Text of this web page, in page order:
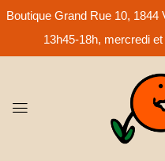
Boutique Grand Rue 10, 1844
13h45-18h, mercredi